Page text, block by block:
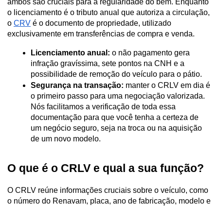
ambos são cruciais para a regularidade do bem. Enquanto
o licenciamento é o tributo anual que autoriza a circulação,
o CRV é o documento de propriedade, utilizado
exclusivamente em transferências de compra e venda.
Licenciamento anual: o não pagamento gera
infração gravíssima, sete pontos na CNH e a
possibilidade de remoção do veículo para o pátio.
Segurança na transação: manter o CRLV em dia é
o primeiro passo para uma negociação valorizada.
Nós facilitamos a verificação de toda essa
documentação para que você tenha a certeza de
um negócio seguro, seja na troca ou na aquisição
de um novo modelo.
O que é o CRLV e qual a sua função?
O CRLV reúne informações cruciais sobre o veículo, como
o número do Renavam, placa, ano de fabricação, modelo e